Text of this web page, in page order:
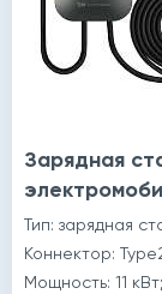
Зарядная
Тип: зарядная
Коннектор:
Мощность: 11 кВт;